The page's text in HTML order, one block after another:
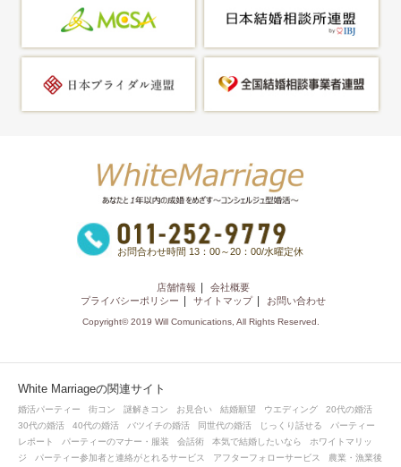
お問合わせ時間 13：00～20：00/水曜定休
店舗情報
会社概要
プライバシーポリシー
サイトマップ お問い合わせ
Copyright© 2019 Will Comunications, All Rights Reserved.
White Marriageの関連サイト
婚活パーティー 街コン 謎解きコン お見合い 結婚願望 ウエディング
20代の婚活
30代の婚活
40代の婚活 バツイチの婚活 同世代の婚活 じっくり話せる
パーティー
レポート
パーティーのマナー・服装 会話術 本気で結婚したいなら
ホワイトマリッ
ジ
パーティー参加者と連絡がとれるサービス アフターフォローサービス 農業・漁業後